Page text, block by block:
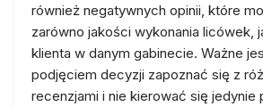
również negatywnych opinii, które
zarówno jakości wykonania licówek,
klienta w danym gabinecie. Ważne
podjęciem decyzji zapoznać się z
recenzjami i nie kierować się jedynie